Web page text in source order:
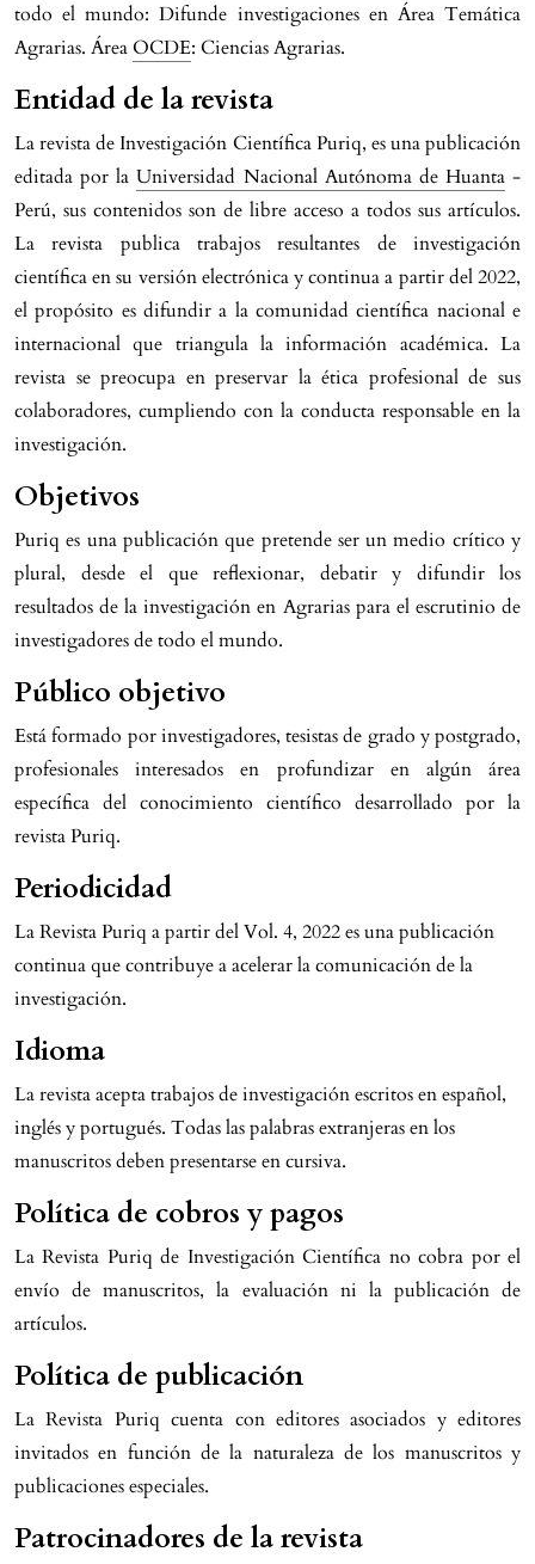
todo el mundo: Difunde investigaciones en Área Temática
Agrarias. ÁreaOCDE: Ciencias Agrarias.
Entidad de la revista
La revista de Investigación Científica Puriq, es una publicación
editada por laUniversidad Nacional Autónoma de Huanta-
Perú, sus contenidos son de libre acceso a todos sus artículos.
La revista publica trabajos resultantes de investigación
científica en su versión electrónica y continua a partir del 2022,
el propósito es difundir a la comunidad científica nacional e
internacional que triangula la información académica. La
revista se preocupa en preservar la ética profesional de sus
colaboradores, cumpliendo con la conducta responsable en la
investigación.
Objetivos
Puriq es una publicación que pretende ser un medio crítico y
plural, desde el que reflexionar, debatir y difundir los
resultados de la investigación en Agrarias para el escrutinio de
investigadores de todo el mundo.
Público objetivo
Está formado por investigadores, tesistas de grado y postgrado,
profesionales interesados en profundizar en algún área
específica del conocimiento científico desarrollado por la
revista Puriq.
Periodicidad
La Revista Puriq a partir del Vol. 4, 2022 es una publicación
continua que contribuye a acelerar la comunicación de la
investigación.
Idioma
La revista acepta trabajos de investigación escritos en español,
inglés y portugués. Todas las palabras extranjeras en los
manuscritos deben presentarse en cursiva.
Política de cobros y pagos
La Revista Puriq de Investigación Científica no cobra por el
envío de manuscritos, la evaluación ni la publicación de
artículos.
Política de publicación
La Revista Puriq cuenta con editores asociados y editores
invitados en función de la naturaleza de los manuscritos y
publicaciones especiales.
Patrocinadores de la revista